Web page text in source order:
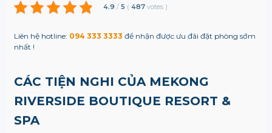
4.9 / 5 ( 487 votes )
Liên hệ hotline: 094 333 3333 để nhận được ưu đãi đặt phòng sớm
nhất !
CÁC TIỆN NGHI CỦA MEKONG
RIVERSIDE BOUTIQUE RESORT &
SPA